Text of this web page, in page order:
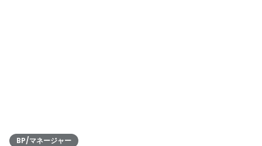
BP/マネージャー